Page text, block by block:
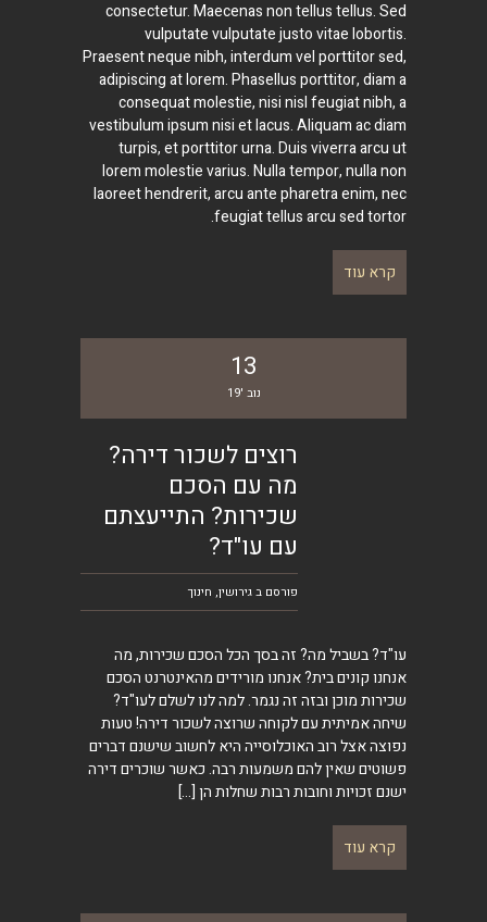
consectetur. Maecenas non tellus tellus. Sed
vulputate vulputate justo vitae lobortis.
Praesent neque nibh, interdum vel porttitor sed,
adipiscing at lorem. Phasellus porttitor, diam a
consequat molestie, nisi nisl feugiat nibh, a
vestibulum ipsum nisi et lacus. Aliquam ac diam
turpis, et porttitor urna. Duis viverra arcu ut
lorem molestie varius. Nulla tempor, nulla non
laoreet hendrerit, arcu ante pharetra enim, nec
feugiat tellus arcu sed tortor.
קרא עוד
13
נוב '19
רוצים לשכור דירה?
מה עם הסכם
שכירות? התייעצתם
עם עו"ד?
פורסם בגירושין, חינוך
עו"ד? בשביל מה? זה בסך הכל הסכם שכירות, מה
אנחנו קונים בית? אנחנו מורידים מהאינטרנט הסכם
שכירות מוכן ובזה זה נגמר. למה לנו לשלם לעו"ד?
שיחה אמיתית עם לקוחה שרוצה לשכור דירה! טעות
נפוצה אצל רוב האוכלוסייה היא לחשוב שישנם דברים
פשוטים שאין להם משמעות רבה. כאשר שוכרים דירה
ישנם זכויות וחובות רבות שחלות הן […]
קרא עוד